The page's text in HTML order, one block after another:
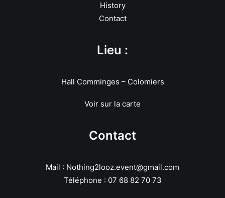
History
Contact
Lieu :
Hall Comminges – Colomiers
Voir sur la carte
Contact
Mail : Nothing2looz.event@gmail.com
Téléphone : 07 68 82 70 73